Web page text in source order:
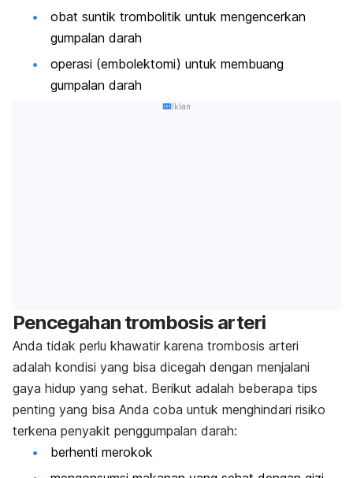
obat suntik trombolitik untuk mengencerkan
gumpalan darah
operasi (embolektomi) untuk membuang
gumpalan darah
Iklan
Pencegahan trombosis arteri
Anda tidak perlu khawatir karena trombosis arteri
adalah kondisi yang bisa dicegah dengan menjalani
gaya hidup yang sehat. Berikut adalah beberapa tips
penting yang bisa Anda coba untuk menghindari risiko
terkena penyakit penggumpalan darah:
berhenti merokok